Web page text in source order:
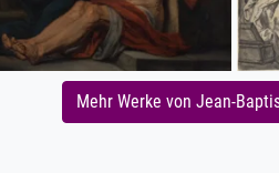
Mehr Werke von Jean-